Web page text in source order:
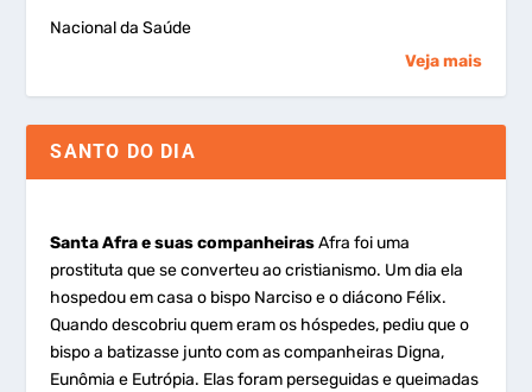
Nacional da Saúde
Veja mais
SANTO DO DIA
Santa Afra e suas companheirasAfra foi uma
prostituta que se converteu ao cristianismo. Um dia ela
hospedou em casa o bispo Narciso e o diácono Félix.
Quando descobriu quem eram os hóspedes, pediu que o
bispo a batizasse junto com as companheiras Digna,
Eunômia e Eutrópia. Elas foram perseguidas e queimadas